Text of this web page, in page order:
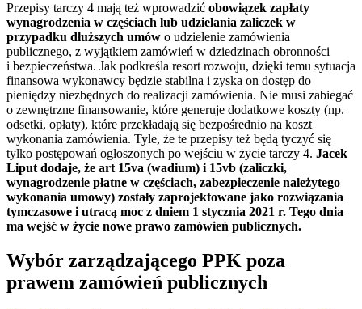
Przepisy tarczy 4 mają też wprowadzić obowiązek zapłaty
wynagrodzenia w częściach lub udzielania zaliczek w
przypadku dłuższych umów o udzielenie zamówienia
publicznego, z wyjątkiem zamówień w dziedzinach obronności
i bezpieczeństwa. Jak podkreśla resort rozwoju, dzięki temu sytuacja
finansowa wykonawcy będzie stabilna i zyska on dostęp do
pieniędzy niezbędnych do realizacji zamówienia. Nie musi zabiegać
o zewnętrzne finansowanie, które generuje dodatkowe koszty (np.
odsetki, opłaty), które przekładają się bezpośrednio na koszt
wykonania zamówienia. Tyle, że te przepisy też będą tyczyć się
tylko postępowań ogłoszonych po wejściu w życie tarczy 4. Jacek
Liput dodaje, że art 15va (wadium) i 15vb (zaliczki,
wynagrodzenie płatne w częściach, zabezpieczenie należytego
wykonania umowy) zostały zaprojektowane jako rozwiązania
tymczasowe i utracą moc z dniem 1 stycznia 2021 r. Tego dnia
ma wejść w życie nowe prawo zamówień publicznych.
Wybór zarządzającego PPK poza
prawem zamówień publicznych